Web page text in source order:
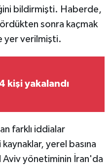
bildirmişti. Haberde,
sonra kaçmak
yer verilmişti.
kişi yakalandı
farklı iddialar
yerel basına
Aviv yönetiminin İran'da